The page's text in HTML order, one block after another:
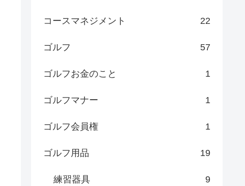
コースマネジメント 22
ゴルフ 57
ゴルフお金のこと 1
ゴルフマナー 1
ゴルフ会員権 1
ゴルフ用品 19
練習器具 9